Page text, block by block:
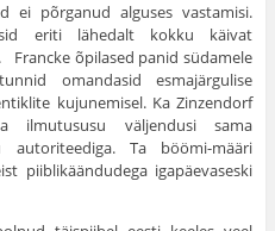
ei põrganud alguses vasta­misi.
eriti lähedalt kokku käivat
õpilased panid südamele
omandasid esmajärgulise
kujunemi­sel. Ka Zinzendorf
ilmutususu väljendusi sama
autoriteediga. Ta böömi-määri
piiblikäändudega igapäevaseski